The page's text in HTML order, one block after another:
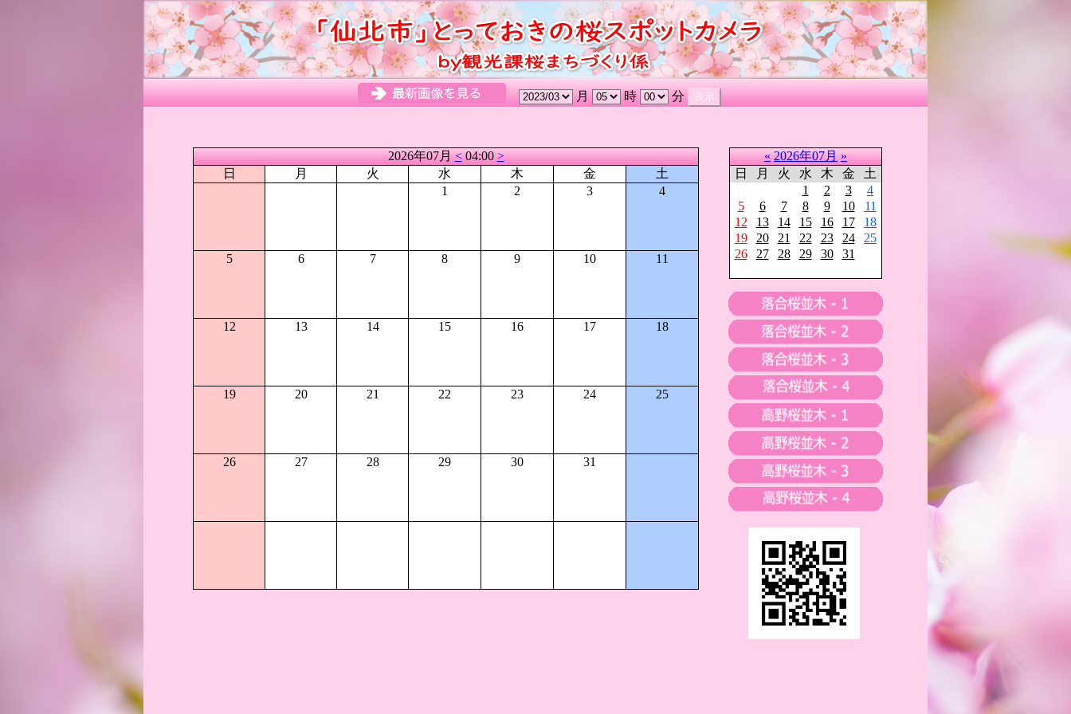
月 時 分
2026年07月<04:00>
日
月 火 水 木 金
土
1
2 3 4
5 6 7 8 9 10 11
12 13 14 15 16 17 18
19 20 21 22 23 24 25
26 27 28 29 30 31
« 2026年07月 »
日
月 火 水 木 金
土
1
2 3
4
5
6 7 8 9 10
11
12
13 14 15 16 17
18
19
20 21 22 23 24
25
26
27 28 29 30 31